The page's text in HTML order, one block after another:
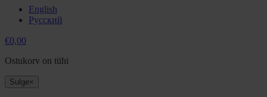
English
Русский
€0,00
Ostukorv on tühi
Sulge×